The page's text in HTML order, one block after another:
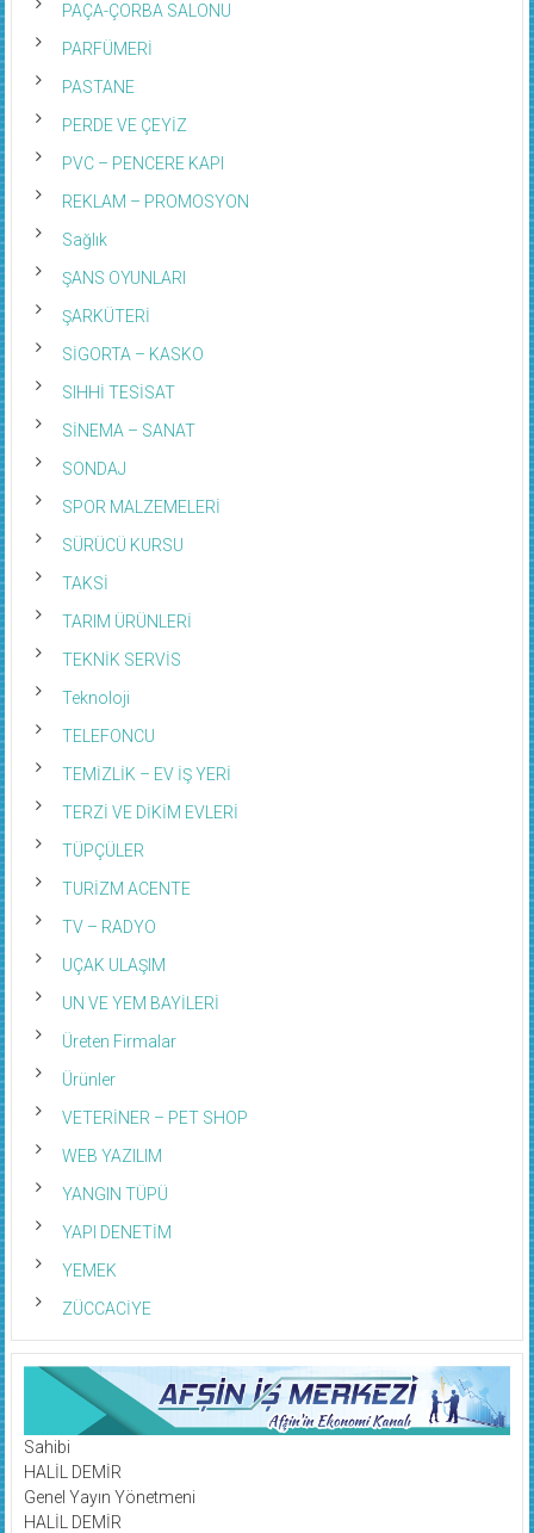
PAÇA-ÇORBA SALONU
PARFÜMERİ
PASTANE
PERDE VE ÇEYİZ
PVC – PENCERE KAPI
REKLAM – PROMOSYON
Sağlık
ŞANS OYUNLARI
ŞARKÜTERİ
SİGORTA – KASKO
SIHHİ TESİSAT
SİNEMA – SANAT
SONDAJ
SPOR MALZEMELERİ
SÜRÜCÜ KURSU
TAKSİ
TARIM ÜRÜNLERİ
TEKNİK SERVİS
Teknoloji
TELEFONCU
TEMİZLİK – EV İŞ YERİ
TERZİ VE DİKİM EVLERİ
TÜPÇÜLER
TURİZM ACENTE
TV – RADYO
UÇAK ULAŞIM
UN VE YEM BAYİLERİ
Üreten Firmalar
Ürünler
VETERİNER – PET SHOP
WEB YAZILIM
YANGIN TÜPÜ
YAPI DENETİM
YEMEK
ZÜCCACİYE
Sahibi
HALİL DEMİR
Genel Yayın Yönetmeni
HALİL DEMİR